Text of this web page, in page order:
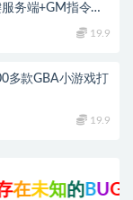
务端+GM指令
19.9
多款GBA小游戏打
19.9
的BUG与瑕疵